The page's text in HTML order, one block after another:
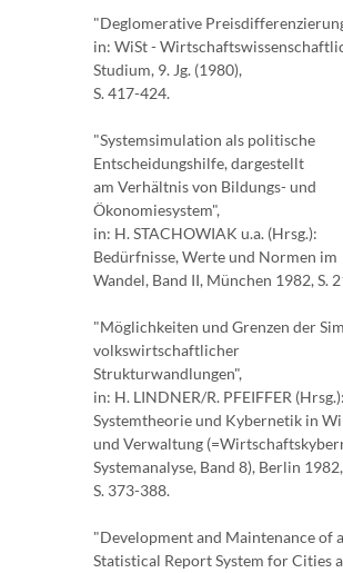
"Deglomerative
in: WiSt -
Studium, 9. Jg. (1980),
S. 417-424.
"Systemsimulation als politische
Entscheidungshilfe, dargestellt
am Verhältnis von Bildungs- und
Ökonomiesystem",
in: H. STACHOWIAK u.a. (Hrsg.):
Bedürfnisse, Werte und Normen im
Wandel, Band II, München 1982, S.
"Möglichkeiten und Grenzen der
volkswirtschaftlicher
Strukturwandlungen",
in: H. LINDNER/R. PFEIFFER (Hrsg.):
Systemtheorie und Kybernetik in
und Verwaltung
Systemanalyse, Band 8), Berlin 1982,
S. 373-388.
"Development and Maintenance of a
Statistical Report System for Cities